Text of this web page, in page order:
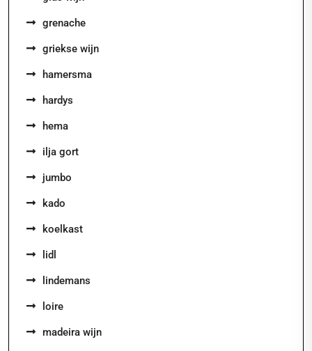
grenache
griekse wijn
hamersma
hardys
hema
ilja gort
jumbo
kado
koelkast
lidl
lindemans
loire
madeira wijn